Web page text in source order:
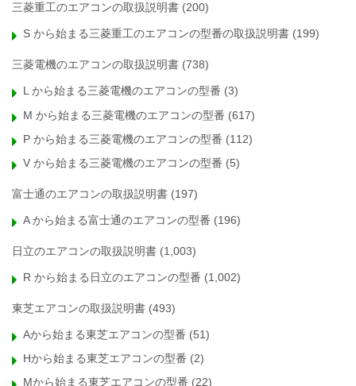
三菱重工のエアコンの取扱説明書 (200)
S から始まる三菱重工のエアコンの型番の取扱説明書 (199)
三菱電機のエアコンの取扱説明書 (738)
L から始まる三菱電機のエアコンの型番 (3)
M から始まる三菱電機のエアコンの型番 (617)
P から始まる三菱電機のエアコンの型番 (112)
V から始まる三菱電機のエアコンの型番 (5)
富士通のエアコンの取扱説明書 (197)
A から始まる富士通のエアコンの型番 (196)
日立のエアコンの取扱説明書 (1,003)
R から始まる日立のエアコンの型番 (1,002)
東芝エアコンの取扱説明書 (493)
Aから始まる東芝エアコンの型番 (51)
Hから始まる東芝エアコンの型番 (2)
Mから始まる東芝エアコンの型番 (22)